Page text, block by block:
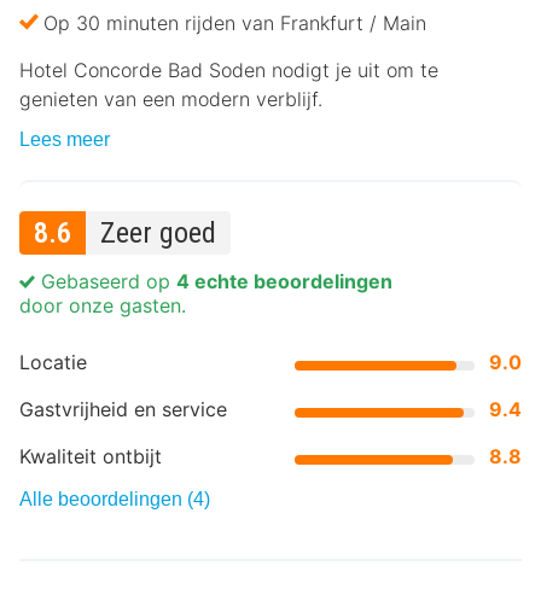
Op 30 minuten rijden van Frankfurt / Main
Hotel Concorde Bad Soden nodigt je uit om te
genieten van een modern verblijf.
Lees meer
8.6 Zeer goed
Locatie
9.0
Gastvrijheid en service
9.4
Kwaliteit ontbijt
8.8
Gebaseerd op 4 echte beoordelingen
door onze gasten.
Alle beoordelingen (4)